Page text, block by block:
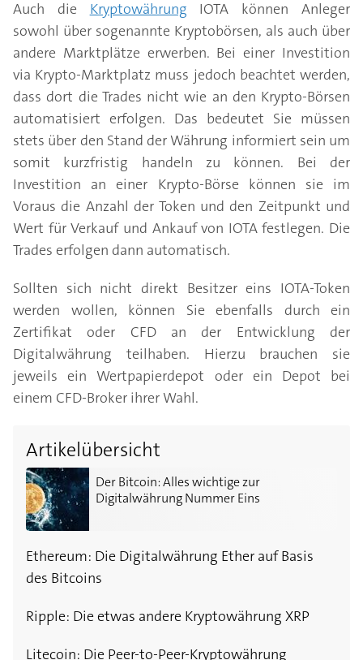
Auch die Kryptowährung IOTA können Anleger
sowohl über sogenannte Kryptobörsen, als auch über
andere Marktplätze erwerben. Bei einer Investition
via Krypto-Marktplatz muss jedoch beachtet werden,
dass dort die Trades nicht wie an den Krypto-Börsen
automatisiert erfolgen. Das bedeutet Sie müssen
stets über den Stand der Währung informiert sein um
somit kurzfristig handeln zu können. Bei der
Investition an einer Krypto-Börse können sie im
Voraus die Anzahl der Token und den Zeitpunkt und
Wert für Verkauf und Ankauf von IOTA festlegen. Die
Trades erfolgen dann automatisch.
Sollten sich nicht direkt Besitzer eins IOTA-Token
werden wollen, können Sie ebenfalls durch ein
Zertifikat oder CFD an der Entwicklung der
Digitalwährung teilhaben. Hierzu brauchen sie
jeweils ein Wertpapierdepot oder ein Depot bei
einem CFD-Broker ihrer Wahl.
Artikelübersicht
Der Bitcoin: Alles wichtige zur
Digitalwährung Nummer Eins
Der Bitcoin: Alles wichtige zur Digitalwährung
Ethereum: Die Digitalwährung Ether auf Basis
des Bitcoins
Ripple: Die etwas andere Kryptowährung XRP
Litecoin: Die Peer-to-Peer-Kryptowährung